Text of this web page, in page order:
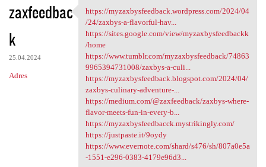
zaxfeedbac
k
25.04.2024
Adres
https://myzaxbysfeedback
https://myzaxbysfeedback.wordpress.com/2024/04
/24/zaxbys-a-flavorful-hav...
https://sites.google.com/view/myzaxbysfeedbackk
/home
https://www.tumblr.com/myzaxbysfeedback/74863
9965394731008/zaxbys-a-culi...
https://myzaxbysfeedback.blogspot.com/2024/04/
zaxbys-culinary-adventure-...
https://medium.com/@zaxfeedback/zaxbys-where-
flavor-meets-fun-in-every-b...
https://myzaxbysfeedbacck.mystrikingly.com/
https://justpaste.it/9oydy
https://www.evernote.com/shard/s476/sh/807a0e5a
-1551-e296-0383-4179e96d3...